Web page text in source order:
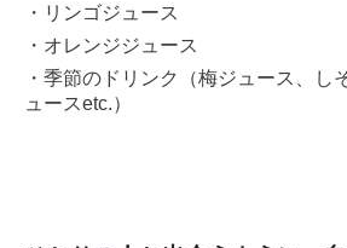
・リンゴジュース
・オレンジジュース
・季節のドリンク（梅ジュース、
し
ュースetc.）